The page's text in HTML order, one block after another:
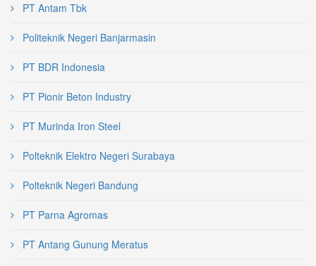
PT Antam Tbk
Politeknik Negeri Banjarmasin
PT BDR Indonesia
PT Pionir Beton Industry
PT Murinda Iron Steel
Polteknik Elektro Negeri Surabaya
Polteknik Negeri Bandung
PT Parna Agromas
PT Antang Gunung Meratus